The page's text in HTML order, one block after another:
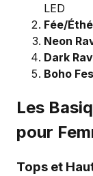
LED
Fée/
Neon
Dark
Boho
Les
pour
Tops et